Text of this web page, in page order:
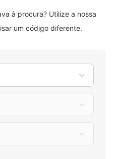
à procura? Utilize a nossa
um código diferente.